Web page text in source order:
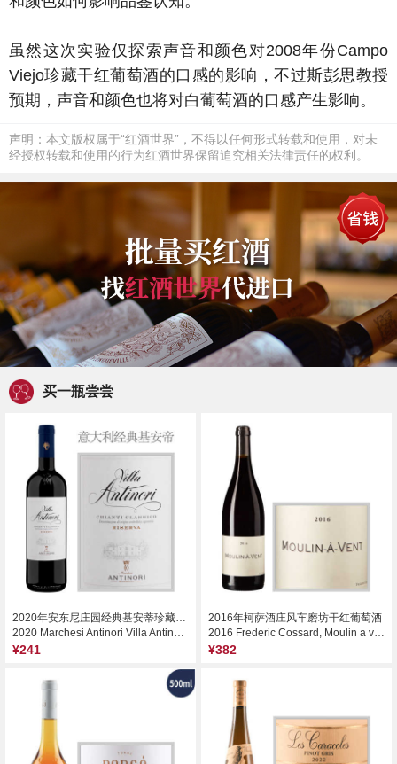
虽然这次实验仅探索声音和颜色对2008年份Campo
Viejo珍藏干红葡萄酒的口感的影响，不过斯彭思教授
预期，声音和颜色也将对白葡萄酒的口感产生影响。
声明：本文版权属于“红酒世界”，不得以任何形式转载和使用，对未
经授权转载和使用的行为红酒世界保留追究相关法律责任的权利。
买一瓶尝尝
2020年安东尼庄园经典基安蒂珍藏干红葡萄酒
2020 Marchesi Antinori Villa Antinori Chianti Classico Riserva DOCG, Tuscany, Italy
¥241
2016年柯萨酒庄风车磨坊干红葡萄酒
2016 Frederic Cossard, Moulin a vent, France
¥382